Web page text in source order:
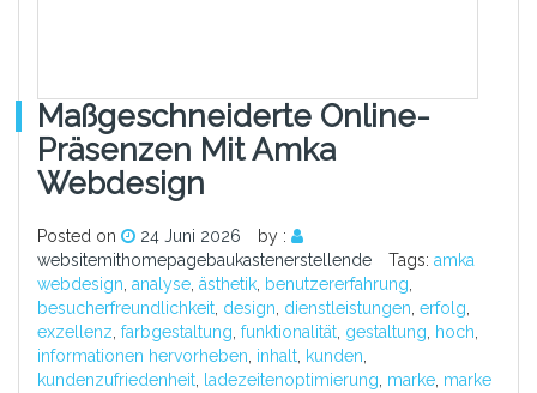
Maßgeschneiderte Online-
Präsenzen Mit Amka
Webdesign
Posted on 24 Juni 2026
by :
websitemithomepagebaukastenerstellende
Tags: amka
webdesign, analyse, ästhetik, benutzererfahrung,
besucherfreundlichkeit, design, dienstleistungen, erfolg,
exzellenz, farbgestaltung, funktionalität, gestaltung, hoch,
informationen hervorheben, inhalt, kunden,
kundenzufriedenheit, ladezeitenoptimierung, marke, marke